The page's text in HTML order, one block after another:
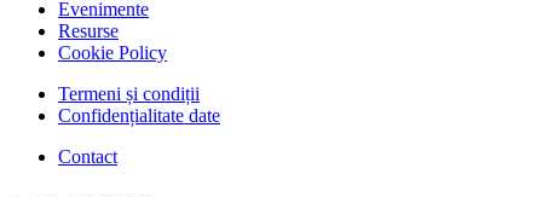
Evenimente
Resurse
Cookie Policy
Termeni și condiții
Confidențialitate date
Contact